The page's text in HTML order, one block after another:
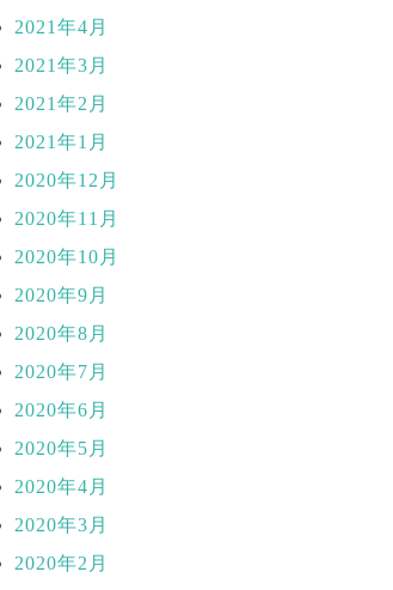
2021年4月
2021年3月
2021年2月
2021年1月
2020年12月
2020年11月
2020年10月
2020年9月
2020年8月
2020年7月
2020年6月
2020年5月
2020年4月
2020年3月
2020年2月